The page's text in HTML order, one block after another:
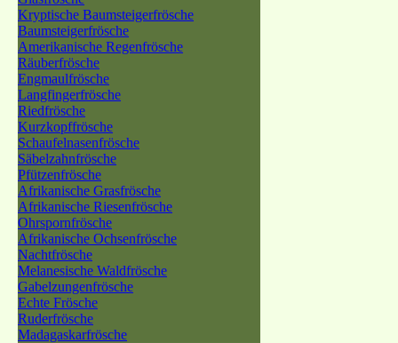
Kryptische Baumsteigerfrösche
Baumsteigerfrösche
Amerikanische Regenfrösche
Räuberfrösche
Engmaulfrösche
Langfingerfrösche
Riedfrösche
Kurzkopffrösche
Schaufelnasenfrösche
Säbelzahnfrösche
Pfützenfrösche
Afrikanische Grasfrösche
Afrikanische Riesenfrösche
Ohrspornfrösche
Afrikanische Ochsenfrösche
Nachtfrösche
Melanesische Waldfrösche
Gabelzungenfrösche
Echte Frösche
Ruderfrösche
Madagaskarfrösche